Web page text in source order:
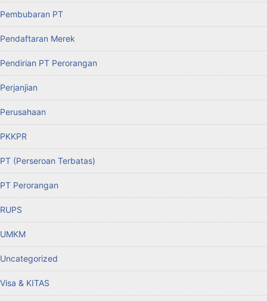
Pembubaran PT
Pendaftaran Merek
Pendirian PT Perorangan
Perjanjian
Perusahaan
PKKPR
PT (Perseroan Terbatas)
PT Perorangan
RUPS
UMKM
Uncategorized
Visa & KITAS